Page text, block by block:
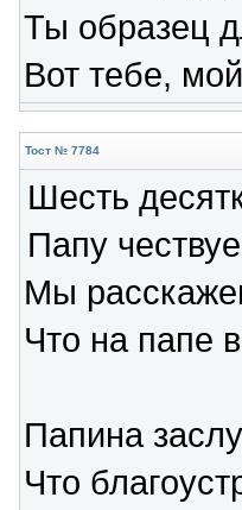
Ты образец
Вот тебе,
Тост № 7784
Шесть
Папу
Мы
Что на папе
Папина
Что